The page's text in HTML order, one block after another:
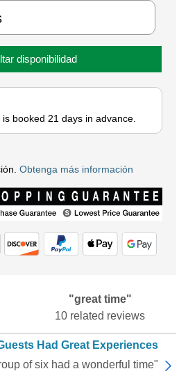
disponibilidad
booked 21 days in advance.
Obtenga más información
"great time"
10 related reviews
Had Great Experiences
of six had a wonderful time"